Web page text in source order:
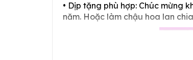
• Dịp tặng phù hợp: Chúc mừng
năm. Hoặc làm chậu hoa lan